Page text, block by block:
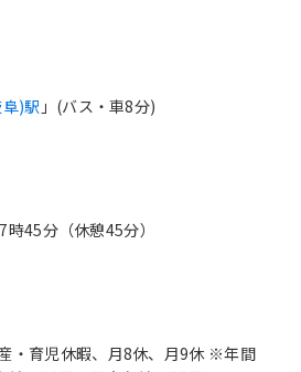
)駅 」(バス・車8分)
45分（休憩45分）
・育児休暇、月8休、月9休 ※年間